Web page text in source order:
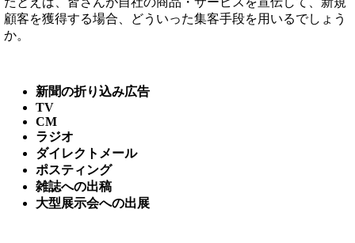
顧客を獲得する場合、どういった集客手段を用いるでしょう
か。
新聞の折り込み広告
TV
CM
ラジオ
ダイレクトメール
ポスティング
雑誌への出稿
大型展示会への出展